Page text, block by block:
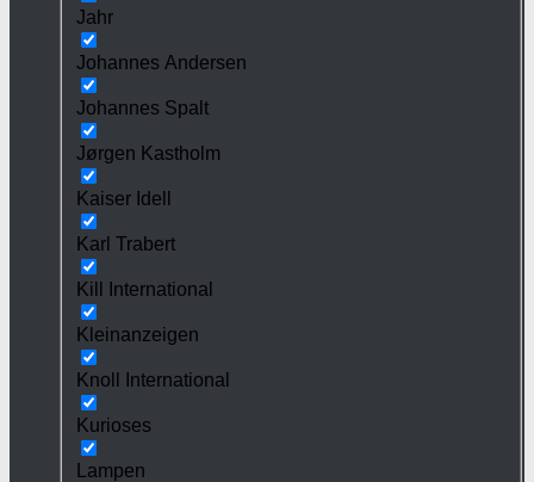
Jahr
Johannes Andersen
Johannes Spalt
Jørgen Kastholm
Kaiser Idell
Karl Trabert
Kill International
Kleinanzeigen
Knoll International
Kurioses
Lampen